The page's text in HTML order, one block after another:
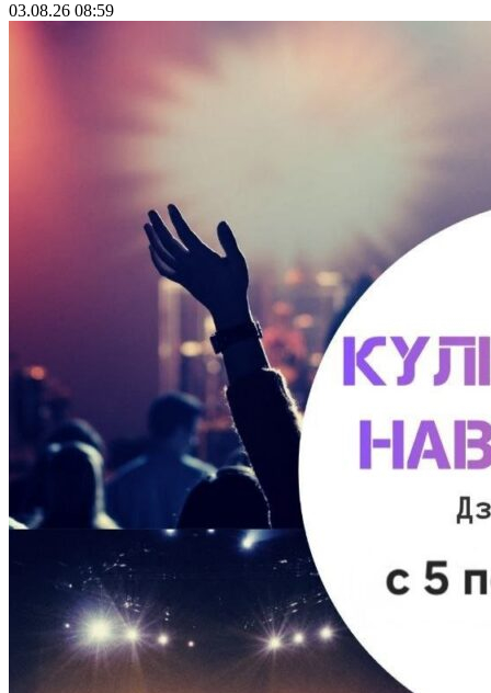
03.08.26 08:59